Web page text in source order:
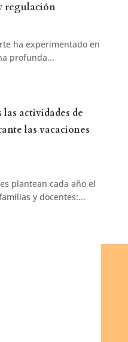
regulación
ha experimentado en
profunda...
las actividades de
las vacaciones
plantean cada año el
y docentes:...